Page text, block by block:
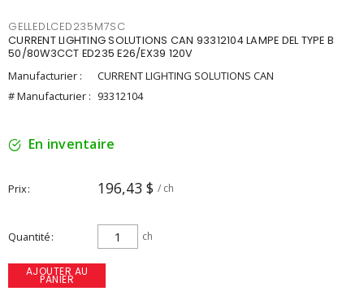
GELLEDLCED235M7SC
CURRENT LIGHTING SOLUTIONS CAN 93312104 LAMPE DEL TYPE B
50/80W3CCT ED235 E26/EX39 120V
Manufacturier :
CURRENT LIGHTING SOLUTIONS CAN
# Manufacturier : 93312104
En inventaire
Prix 196,43 $ / ch
Quantité ch
AJOUTER AU
PANIER